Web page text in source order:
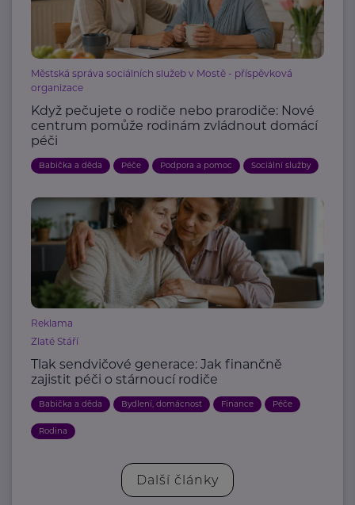
Městská správa sociálních služeb v Mostě - příspěvková
organizace
Když pečujete o rodiče nebo prarodiče: Nové
centrum pomůže rodinám zvládnout domácí
péči
Babička a děda Péče Podpora a pomoc Sociální služby
Reklama
Zlaté Stáří
Tlak sendvičové generace: Jak finančně
zajistit péči o stárnoucí rodiče
Babička a děda Bydlení, domácnost Finance Péče
Rodina
Další články